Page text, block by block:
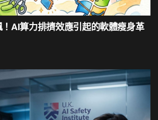
AI算力排擠效應引起的軟體瘦身革